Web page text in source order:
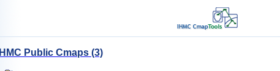
IHMC Public Cmaps (3)